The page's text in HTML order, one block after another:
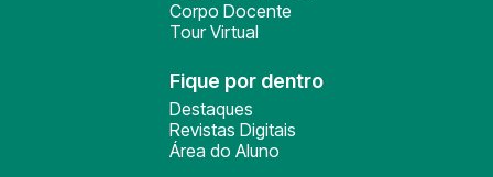
Corpo Docente
Tour Virtual
Fique por dentro
Destaques
Revistas Digitais
Área do Aluno